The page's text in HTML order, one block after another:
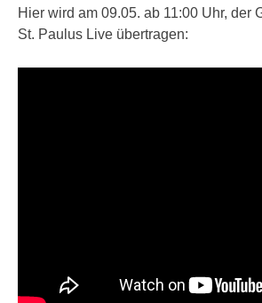
Hier wird am 09.05. ab 11:00 Uhr, der
St. Paulus Live übertragen: